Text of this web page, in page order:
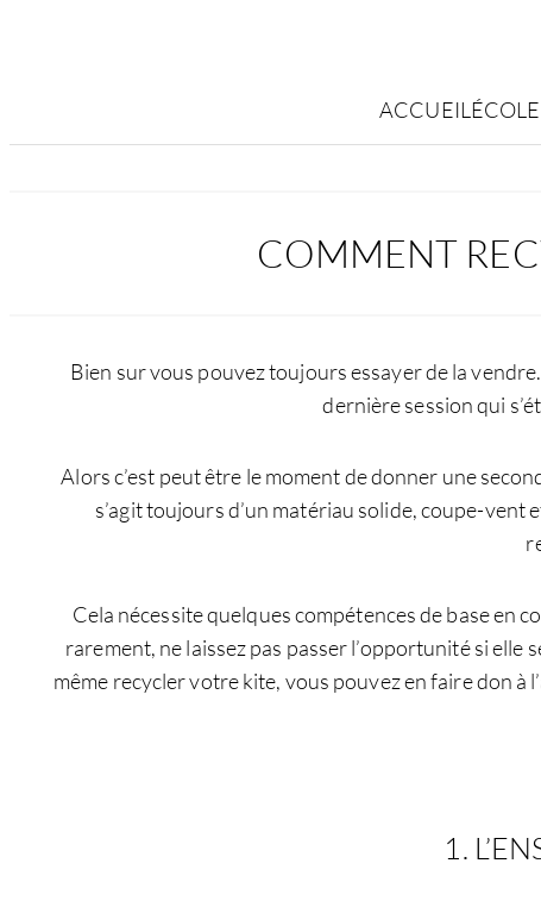
contenu
ACCUEIL ÉCOLE
COMMENT
Bien sur vous pouvez toujours essayer de la
dernière session qui
Alors c’est peut être le moment de donner une
s’agit toujours d’un matériau solide, coupe-
Cela nécessite quelques compétences de base en
rarement, ne laissez pas passer l’opportunité si elle
même recycler votre kite, vous pouvez en faire don à
1.